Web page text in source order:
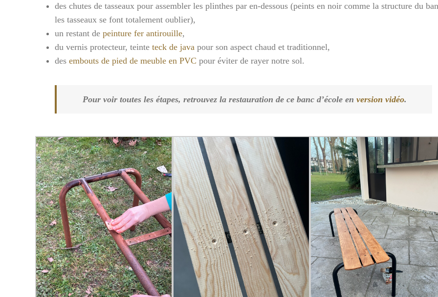
des chutes de tasseaux pour assembler les plinthes par en-dessous (peints en noir comme la structure du
les tasseaux se font totalement oublier),
un restant de peinture fer antirouille,
du vernis protecteur, teinte teck de java pour son aspect chaud et traditionnel,
des embouts de pied de meuble en PVC pour éviter de rayer notre sol.
Pour voir toutes les étapes, retrouvez la restauration de ce banc d’école en version vidéo.